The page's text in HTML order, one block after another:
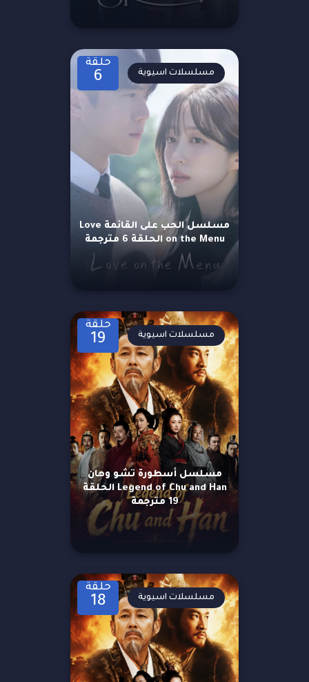
حلقة
6
مسلسل الحب على القائمة Love
on the Menu الحلقة 6 مترجمة
مسلسلات اسيوية
حلقة
19
مسلسل أسطورة تشو وهان
Legend of Chu and Han الحلقة
19 مترجمة
مسلسلات اسيوية
حلقة
18 مسلسلات اسيوية